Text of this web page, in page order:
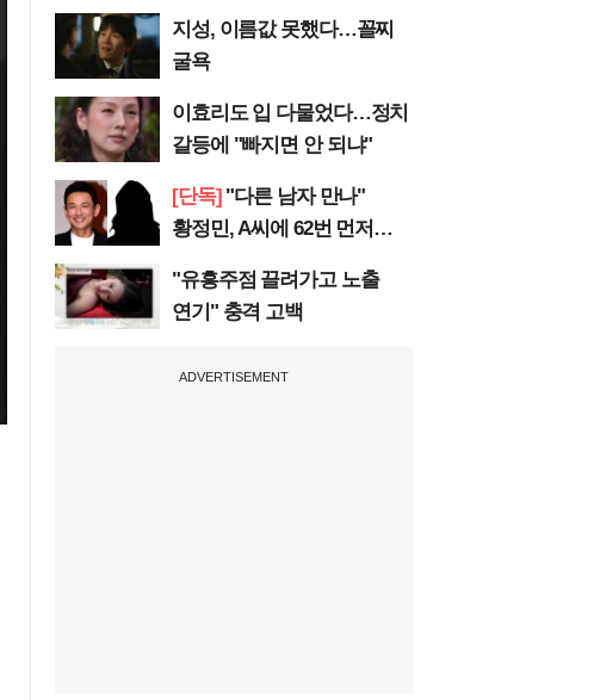
지성, 이름값 못했다…꼴찌
굴욕
이효리도 입 다물었다…정치
갈등에 "빠지면 안 되냐"
[단독]"다른 남자 만나"
황정민, A씨에 62번 먼저
"유흥주점 끌려가고 노출
연기" 충격 고백
ADVERTISEMENT